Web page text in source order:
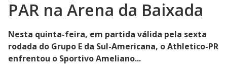
PAR na Arena da Baixada
Nesta quinta-feira, em partida válida pela sexta
rodada do Grupo E da Sul-Americana, o Athletico-PR
enfrentou o Sportivo Ameliano...